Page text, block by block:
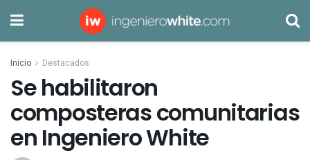
Inicio Destacados
Se habilitaron
composteras comunitarias
en Ingeniero White